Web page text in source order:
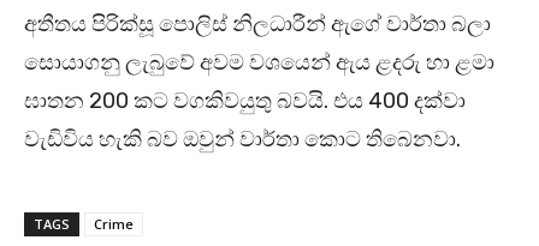
අතීතය පිරික්සූ පොලිස් නිලධාරීන් ඇගේ වාර්තා බලා
සොයාගනු ලැබුවේ අවම වශයෙන් ඇය ළදරු හා ළමා
ඝාතන 200 කට වගකිවයුතු බවයි. එය 400 දක්වා
වැඩිවිය හැකි බව ඔවුන් වාර්තා කොට තිබෙනවා.
TAGS Crime